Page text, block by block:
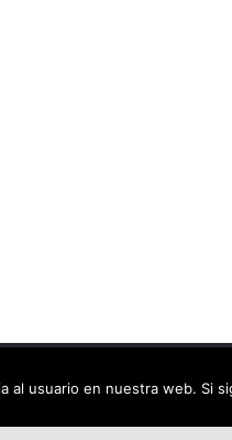
los derechos reservados.
al usuario en nuestra web. Si